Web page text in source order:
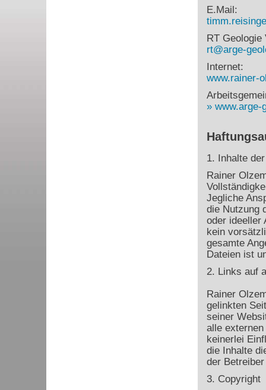
E.Mail:
RT Geologie
rt@arge-
Internet:
www.rainer-
www.arge-
1. Inhalte
Rainer
Jegliche
die Nutzung
oder ideeller
kein
gesamte
Dateien ist
2. Links auf
Rainer
gelinkten
seiner
alle
keinerlei
die Inhalte
der
3. Copyright